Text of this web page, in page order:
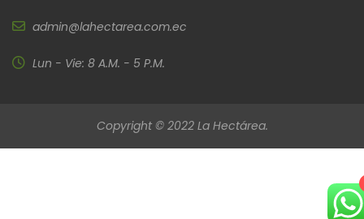
admin@lahectarea.com.ec
Lun - Vie: 8 A.M. - 5 P.M.
Copyright © 2022 La Hectárea.